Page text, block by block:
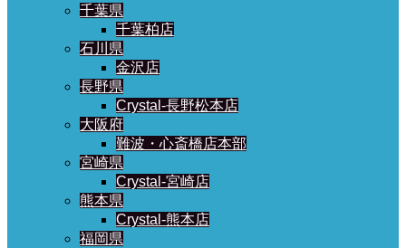
千葉県
千葉柏店
石川県
金沢店
長野県
Crystal-長野松本店
大阪府
難波・心斎橋店本部
宮崎県
Crystal-宮崎店
熊本県
Crystal-熊本店
福岡県